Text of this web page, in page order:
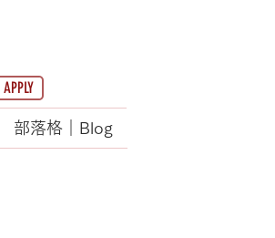
APPLY
部落格｜Blog